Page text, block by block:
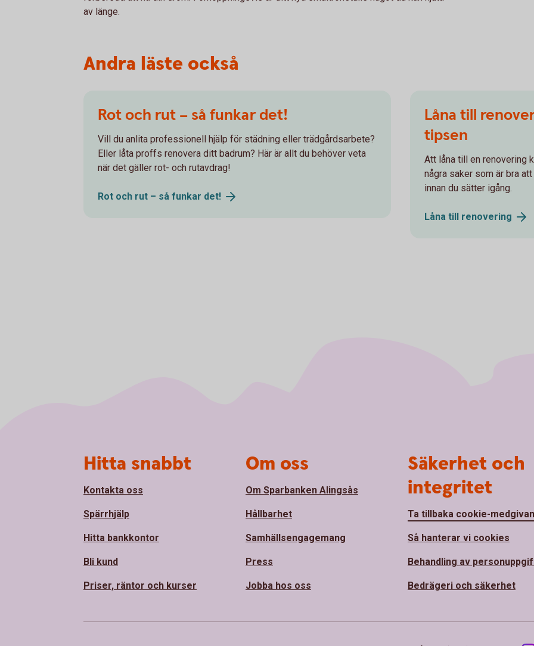
av länge.
Andra läste också
Rot och rut – så funkar det!
Vill du anlita professionell hjälp för städning eller trädgårdsarbete?
Eller låta proffs renovera ditt badrum? Här är allt du behöver veta
när det gäller rot- och rutavdrag!
Rot och rut – så funkar det!
Låna till
tipsen
Att låna till en renovering
några saker som är bra
innan du sätter igång.
Låna till renovering
Hitta snabbt
Kontakta oss
Spärrhjälp
Hitta bankkontor
Bli kund
Priser, räntor och kurser
Om oss
Om Sparbanken Alingsås
Hållbarhet
Samhällsengagemang
Press
Jobba hos oss
Säkerhet och
integritet
Ta tillbaka cookie-
Så hanterar vi cookies
Behandling av
Bedrägeri och säkerhet